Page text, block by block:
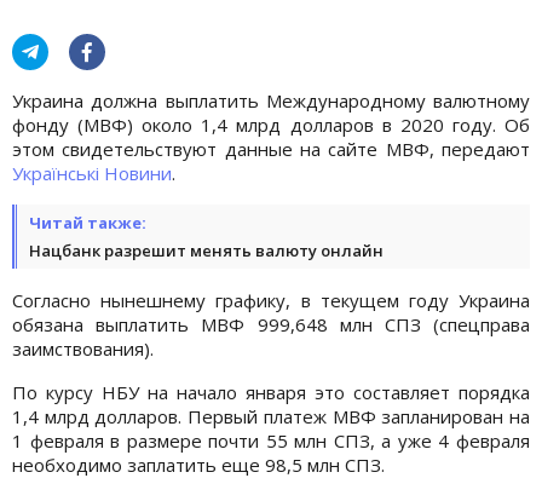
Украина должна выплатить Международному валютному
фонду (МВФ) около 1,4 млрд долларов в 2020 году. Об
этом свидетельствуют данные на сайте МВФ, передают
Українські Новини.
Читай также:
Нацбанк разрешит менять валюту онлайн
Согласно нынешнему графику, в текущем году Украина
обязана выплатить МВФ 999,648 млн СПЗ (спецправа
заимствования).
По курсу НБУ на начало января это составляет порядка
1,4 млрд долларов. Первый платеж МВФ запланирован на
1 февраля в размере почти 55 млн СПЗ, а уже 4 февраля
необходимо заплатить еще 98,5 млн СПЗ.